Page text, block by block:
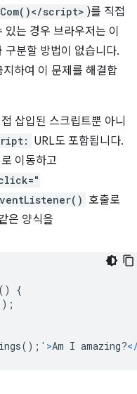
script> )를 직접
는 경우 브라우저는 이
구분할 방법이 없습니다.
하여 이 문제를 해결합
삽입된 스크립트뿐 아니
URL도 포함됩니다.
이동하고
호출로
은 양식을
()
{
);
(); ' >Am I amazing?